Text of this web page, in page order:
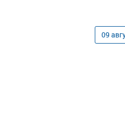
09